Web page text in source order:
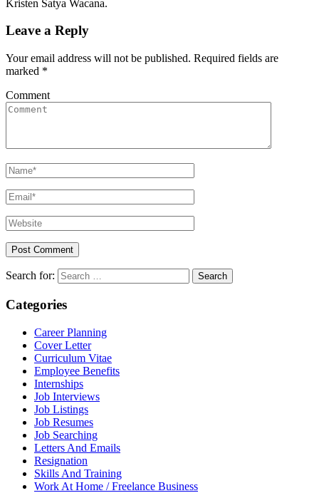
Kristen Satya Wacana.
Leave a Reply
Your email address will not be published. Required fields are
marked *
Comment
Search for:
Categories
Career Planning
Cover Letter
Curriculum Vitae
Employee Benefits
Internships
Job Interviews
Job Listings
Job Resumes
Job Searching
Letters And Emails
Resignation
Skills And Training
Work At Home / Freelance Business